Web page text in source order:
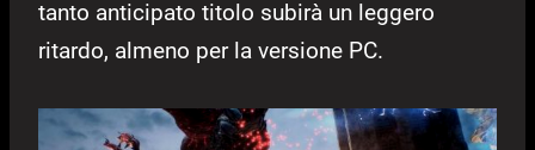
tanto anticipato titolo subirà un leggero
ritardo, almeno per la versione PC.